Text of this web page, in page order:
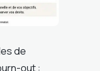
de
out :